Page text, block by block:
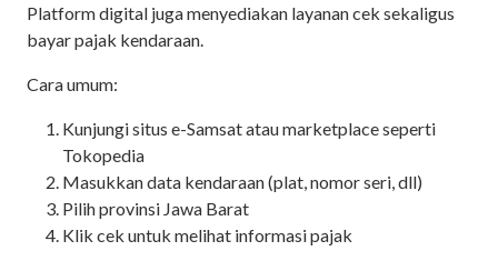
Platform digital juga menyediakan layanan cek sekaligus
bayar pajak kendaraan.
Cara umum:
Kunjungi situs e-Samsat atau marketplace seperti
Tokopedia
Masukkan data kendaraan (plat, nomor seri, dll)
Pilih provinsi Jawa Barat
Klik cek untuk melihat informasi pajak